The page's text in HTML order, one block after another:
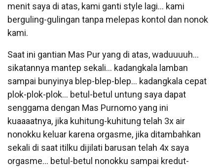
menit saya di atas, kami ganti style lagi… kami
berguling-gulingan tanpa melepas kontol dan nonok
kami.
Saat ini gantian Mas Pur yang di atas, waduuuuh…
sikatannya mantep sekali… kadangkala lamban
sampai bunyinya blep-blep-blep… kadangkala cepat
plok-plok-plok… betul-betul untung saya dapat
senggama dengan Mas Purnomo yang ini
kuaaaatnya, jika kuhitung-kuhitung telah 3x air
nonokku keluar karena orgasme, jika ditambahkan
sekali di saat itilku dijilati barusan telah 4x saya
orgasme… betul-betul nonokku sampai kredut-